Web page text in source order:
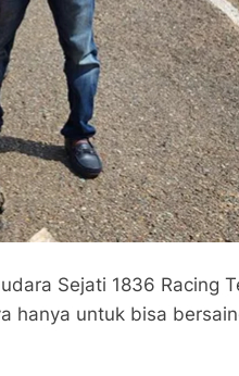
Sejati 1836 Racing
hanya untuk bisa